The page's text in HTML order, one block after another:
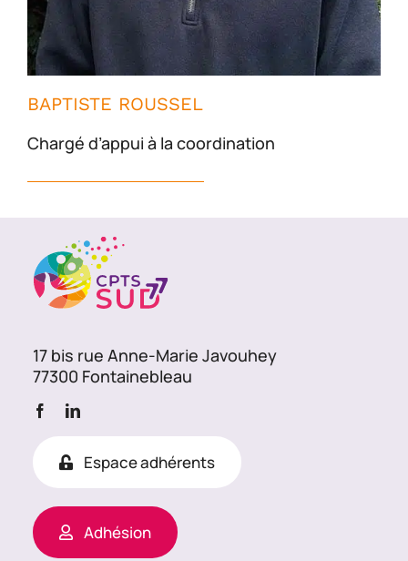
BAPTISTE ROUSSEL
Chargé d’appui à la coordination
17 bis rue Anne-Marie Javouhey
77300 Fontainebleau
Espace adhérents
Adhésion